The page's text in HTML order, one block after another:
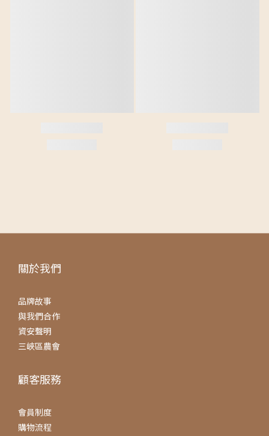
關於我們
品牌故事
與我們合作
資安聲明
三峽區農會
顧客服務
會員制度
購物流程